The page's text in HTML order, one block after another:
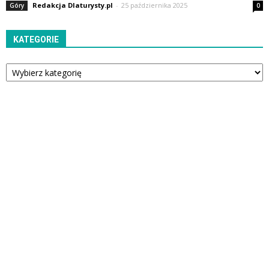
Góry Redakcja Dlaturysty.pl - 25 października 2025 0
KATEGORIE
Kategorie